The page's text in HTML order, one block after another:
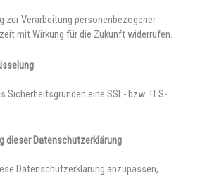
zur Verarbeitung personenbezogener
mit Wirkung für die Zukunft widerrufen.
Sicherheitsgründen eine SSL- bzw. TLS-
dieser Datenschutzerklärung
Datenschutzerklärung anzupassen,